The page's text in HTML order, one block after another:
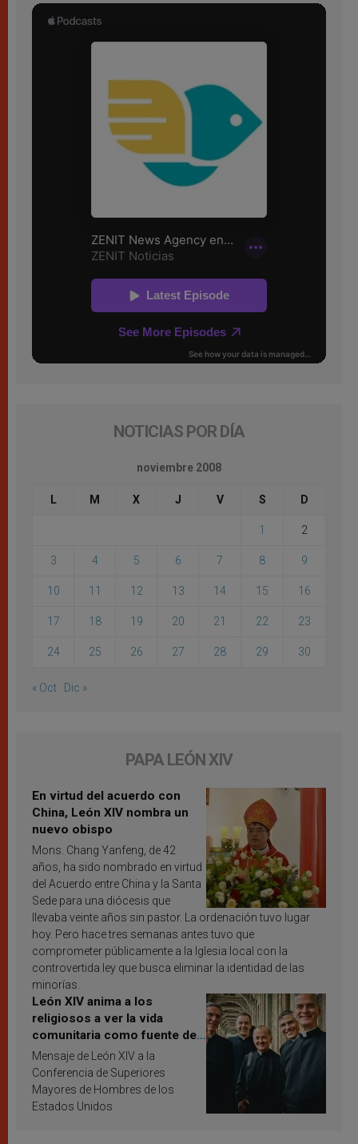
NOTICIAS POR DÍA
noviembre 2008
L M X J V S D
1 2
3 4 5 6 7 8 9
10 11 12 13 14 15 16
17 18 19 20 21 22 23
24 25 26 27 28 29 30
« Oct Dic »
PAPA LEÓN XIV
En virtud del acuerdo con
China, León XIV nombra un
nuevo obispo
Mons. Chang Yanfeng, de 42
años, ha sido nombrado en virtud
del Acuerdo entre China y la Santa
Sede para una diócesis que
llevaba veinte años sin pastor. La ordenación tuvo lugar
hoy. Pero hace tres semanas antes tuvo que
comprometer públicamente a la Iglesia local con la
controvertida ley que busca eliminar la identidad de las
minorías.
León XIV anima a los
religiosos a ver la vida
comunitaria como fuente de
inspiración y santificación
Mensaje de León XIV a la
Conferencia de Superiores
Mayores de Hombres de los
Estados Unidos